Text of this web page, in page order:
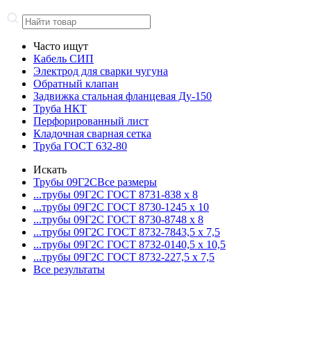
Часто ищут
Кабель СИП
Электрод для сварки чугуна
Обратный клапан
Задвижка стальная фланцевая Ду-150
Труба НКТ
Перфорированный лист
Кладочная сварная сетка
Труба ГОСТ 632-80
Искать
Трубы 09Г2СВсе размеры
...трубы 09Г2С ГОСТ 8731-838 x 8
...трубы 09Г2С ГОСТ 8730-1245 x 10
...трубы 09Г2С ГОСТ 8730-8748 x 8
...трубы 09Г2С ГОСТ 8732-7843,5 x 7,5
...трубы 09Г2С ГОСТ 8732-0140,5 x 10,5
...трубы 09Г2С ГОСТ 8732-227,5 x 7,5
Все результаты